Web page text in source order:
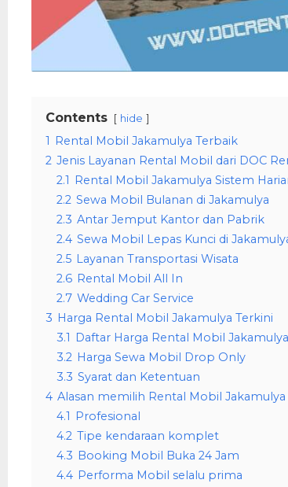
Contents hide
1 Rental Mobil Jakamulya Terbaik
2 Jenis Layanan Rental Mobil dari DOC
2.1 Rental Mobil Jakamulya Sistem
2.2 Sewa Mobil Bulanan di Jakamulya
2.3 Antar Jemput Kantor dan Pabrik
2.4 Sewa Mobil Lepas Kunci di
2.5 Layanan Transportasi Wisata
2.6 Rental Mobil All In
2.7 Wedding Car Service
3 Harga Rental Mobil Jakamulya Terkini
3.1 Daftar Harga Rental Mobil
3.2 Harga Sewa Mobil Drop Only
3.3 Syarat dan Ketentuan
4 Alasan memilih Rental Mobil Jakamulya
4.1 Profesional
4.2 Tipe kendaraan komplet
4.3 Booking Mobil Buka 24 Jam
4.4 Performa Mobil selalu prima